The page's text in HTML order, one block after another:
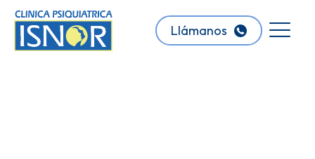
Llámanos